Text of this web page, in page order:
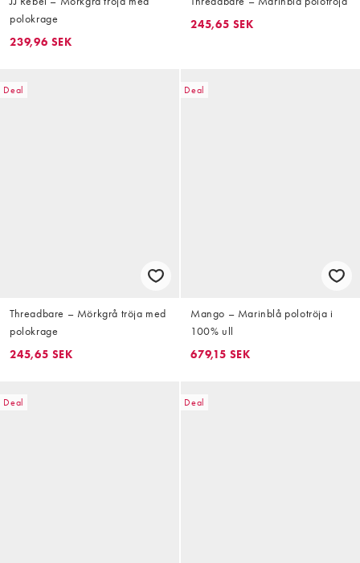
polokrage
239,96 SEK
245,65 SEK
Deal
Threadbare – Mörkgrå tröja med
polokrage
245,65 SEK
Deal
Mango – Marinblå polotröja i
100% ull
679,15 SEK
Deal Deal